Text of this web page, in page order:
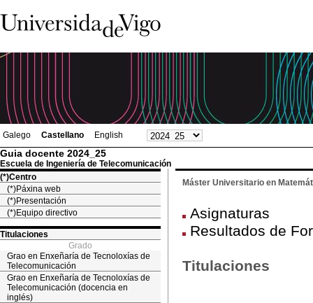
Galego Castellano English
Guia docente 2024_25
Escuela de Ingeniería de Telecomunicación
(*)Centro
(*)Páxina web
(*)Presentación
(*)Equipo directivo
Titulaciones
Grado
Grao en Enxeñaría de Tecnoloxías de
Telecomunicación
Grao en Enxeñaría de Tecnoloxías de
Telecomunicación (docencia en
inglés)
Máster Universitario en
Asignaturas
Resultados de
Titulaciones